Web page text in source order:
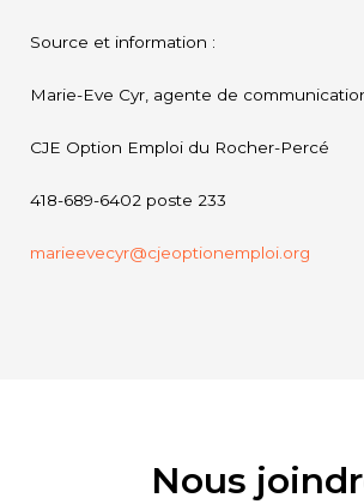
Source et information :
Marie-Eve Cyr, agente de
CJE Option Emploi du Rocher-Percé
418-689-6402 poste 233
marieevecyr@cjeoptionemploi.org
Nous